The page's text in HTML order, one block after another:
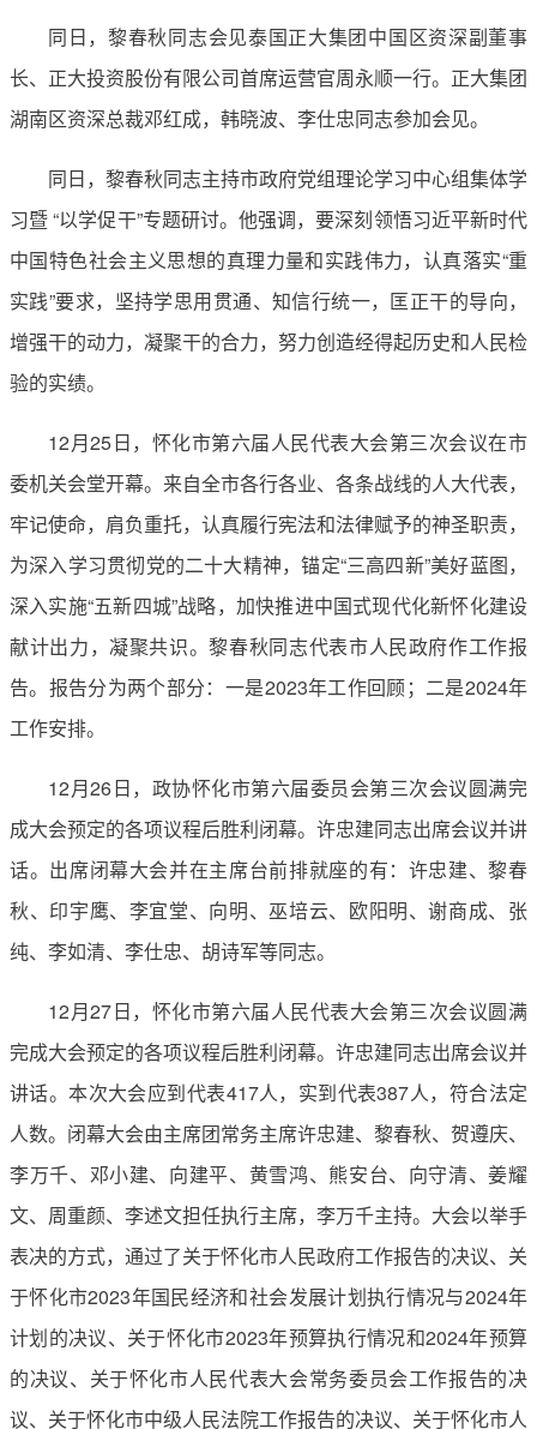
同日，黎春秋同志会见泰国正大集团中国区资深副董事
长、正大投资股份有限公司首席运营官周永顺一行。正大集团
湖南区资深总裁邓红成，韩晓波、李仕忠同志参加会见。
同日，黎春秋同志主持市政府党组理论学习中心组集体学
习暨 “以学促干”专题研讨。他强调，要深刻领悟习近平新时代
中国特色社会主义思想的真理力量和实践伟力，认真落实“重
实践”要求，坚持学思用贯通、知信行统一，匡正干的导向，
增强干的动力，凝聚干的合力，努力创造经得起历史和人民检
验的实绩。
12月25日，怀化市第六届人民代表大会第三次会议在市
委机关会堂开幕。来自全市各行各业、各条战线的人大代表，
牢记使命，肩负重托，认真履行宪法和法律赋予的神圣职责，
为深入学习贯彻党的二十大精神，锚定“三高四新”美好蓝图，
深入实施“五新四城”战略，加快推进中国式现代化新怀化建设
献计出力，凝聚共识。黎春秋同志代表市人民政府作工作报
告。报告分为两个部分：一是2023年工作回顾；二是2024年
工作安排。
12月26日，政协怀化市第六届委员会第三次会议圆满完
成大会预定的各项议程后胜利闭幕。许忠建同志出席会议并讲
话。出席闭幕大会并在主席台前排就座的有：许忠建、黎春
秋、印宇鹰、李宜堂、向明、巫培云、欧阳明、谢商成、张
纯、李如清、李仕忠、胡诗军等同志。
12月27日，怀化市第六届人民代表大会第三次会议圆满
完成大会预定的各项议程后胜利闭幕。许忠建同志出席会议并
讲话。本次大会应到代表417人，实到代表387人，符合法定
人数。闭幕大会由主席团常务主席许忠建、黎春秋、贺遵庆、
李万千、邓小建、向建平、黄雪鸿、熊安台、向守清、姜耀
文、周重颜、李述文担任执行主席，李万千主持。大会以举手
表决的方式，通过了关于怀化市人民政府工作报告的决议、关
于怀化市2023年国民经济和社会发展计划执行情况与2024年
计划的决议、关于怀化市2023年预算执行情况和2024年预算
的决议、关于怀化市人民代表大会常务委员会工作报告的决
议、关于怀化市中级人民法院工作报告的决议、关于怀化市人